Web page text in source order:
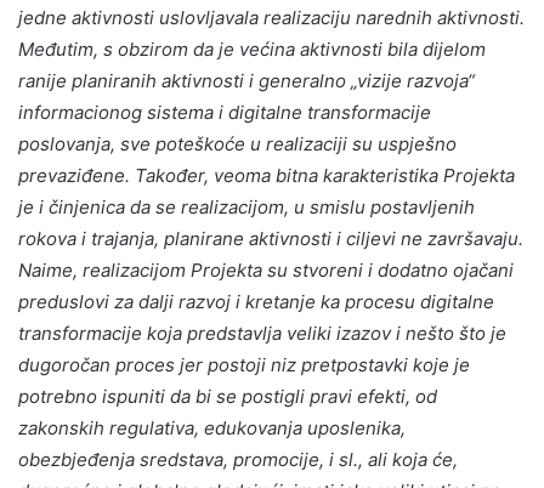
jedne aktivnosti uslovljavala realizaciju narednih aktivnosti.
Međutim, s obzirom da je većina aktivnosti bila dijelom
ranije planiranih aktivnosti i generalno „vizije razvoja“
informacionog sistema i digitalne transformacije
poslovanja, sve poteškoće u realizaciji su uspješno
prevaziđene. Također, veoma bitna karakteristika Projekta
je i činjenica da se realizacijom, u smislu postavljenih
rokova i trajanja, planirane aktivnosti i ciljevi ne završavaju.
Naime, realizacijom Projekta su stvoreni i dodatno ojačani
preduslovi za dalji razvoj i kretanje ka procesu digitalne
transformacije koja predstavlja veliki izazov i nešto što je
dugoročan proces jer postoji niz pretpostavki koje je
potrebno ispuniti da bi se postigli pravi efekti, od
zakonskih regulativa, edukovanja uposlenika,
obezbjeđenja sredstava, promocije, i sl., ali koja će,